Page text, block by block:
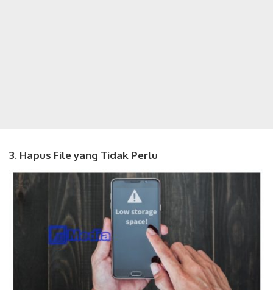
3. Hapus File yang Tidak Perlu